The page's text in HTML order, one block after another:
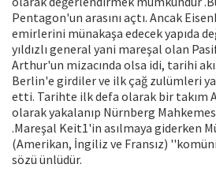
Pentagon'un arasını açtı. Ancak
emirlerini münakaşa edecek yapıda
yıldızlı general yani mareşal olan
Arthur'un mizacında olsa idi, tarihi
Berlin'e girdiler ve ilk çağ zulümleri
etti. Tarihte ilk defa olarak bir takım
olarak yakalanıp Nürnberg
.Mareşal Keit1'in asılmaya giderken
(Amerikan, İngiliz ve Fransız)
sözü ünlüdür.